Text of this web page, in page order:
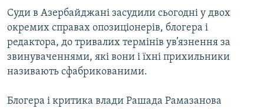
Перейти
до
пошуку
ПОГЛЯД
ІНТЕРВ'Ю
ВСЕ ЗА ДЕНЬ
СПЕЦПРОЕКТИ
ДЕПОРТАЦІЯ
ЯК ОБІЙТИ БЛОКУВАННЯ
Суди в Азербайджані засудили сьогодні у двох
окремих справах опозиціонерів, блогера і
редактора, до тривалих термінів ув’язнення за
звинуваченнями, які вони і їхні прихильники
називають сфабрикованими.
Блогера і критика влади Рашада Рамазанова